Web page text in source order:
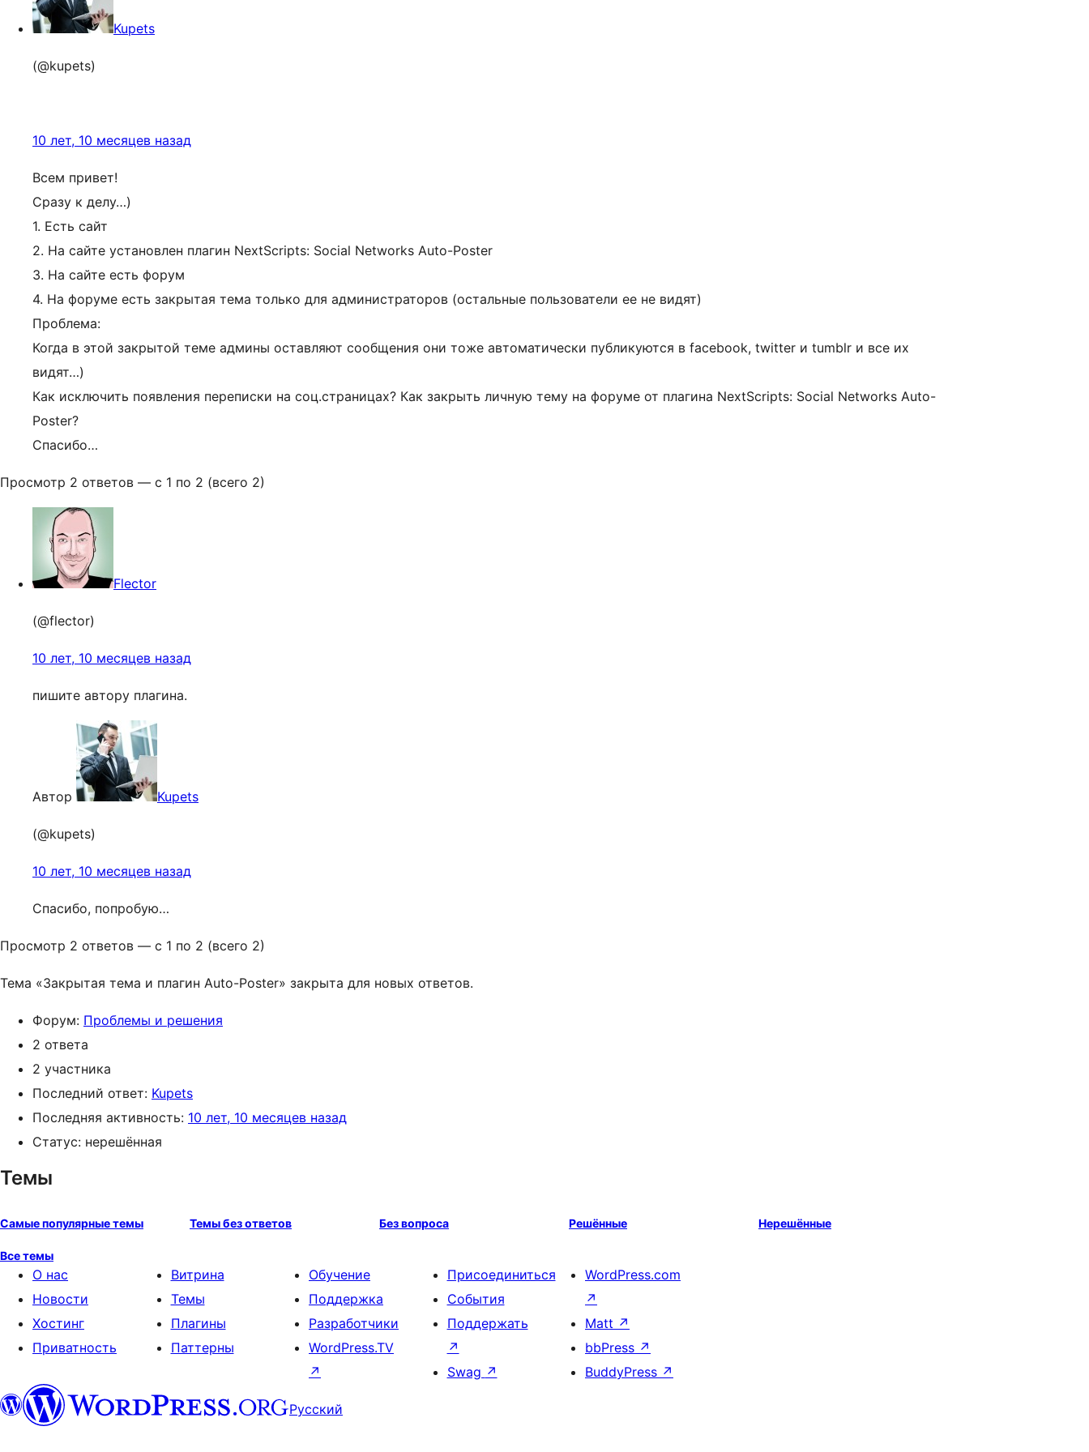
Kupets
(@kupets)
10 лет, 10 месяцев назад
Всем привет!
Сразу к делу…)
1. Есть сайт
2. На сайте установлен плагин NextScripts: Social Networks Auto-Poster
3. На сайте есть форум
4. На форуме есть закрытая тема только для администраторов (остальные пользователи ее не видят)
Проблема:
Когда в этой закрытой теме админы оставляют сообщения они тоже автоматически публикуются в facebook, twitter и tumblr и все их
видят…)
Как исключить появления переписки на соц.страницах? Как закрыть личную тему на форуме от плагина NextScripts: Social Networks Auto-
Poster?
Спасибо…
Просмотр 2 ответов — с 1 по 2 (всего 2)
Flector
(@flector)
10 лет, 10 месяцев назад
пишите автору плагина.
Автор Kupets
(@kupets)
10 лет, 10 месяцев назад
Спасибо, попробую…
Просмотр 2 ответов — с 1 по 2 (всего 2)
Тема «Закрытая тема и плагин Auto-Poster» закрыта для новых ответов.
Форум: Проблемы и решения
2 ответа
2 участника
Последний ответ: Kupets
Последняя активность: 10 лет, 10 месяцев назад
Статус: нерешённая
Темы
Самые популярные темы Темы без ответов Без вопроса Решённые Нерешённые
Все темы
О нас
Новости
Хостинг
Приватность
Витрина
Темы
Плагины
Паттерны
Обучение
Поддержка
Разработчики
WordPress.TV
↗
Присоединиться
События
Поддержать
↗
Swag ↗
WordPress.com
↗
Matt ↗
bbPress ↗
BuddyPress ↗
Русский